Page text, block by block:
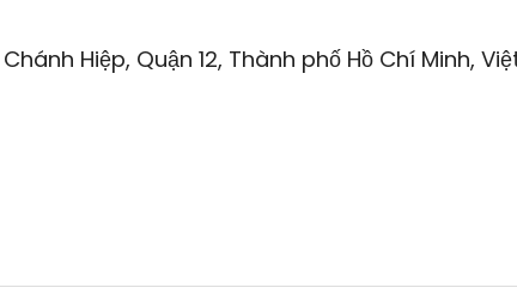
Hiệp, Quận 12, Thành phố Hồ Chí Minh,